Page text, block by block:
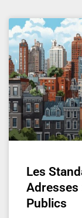
Les
Adresses
Publics